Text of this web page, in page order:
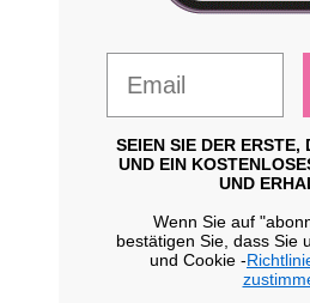
SEIEN SIE DER ERSTE,
UND EIN
UND
Wenn Sie auf
bestätigen Sie, dass Sie
und Cookie -